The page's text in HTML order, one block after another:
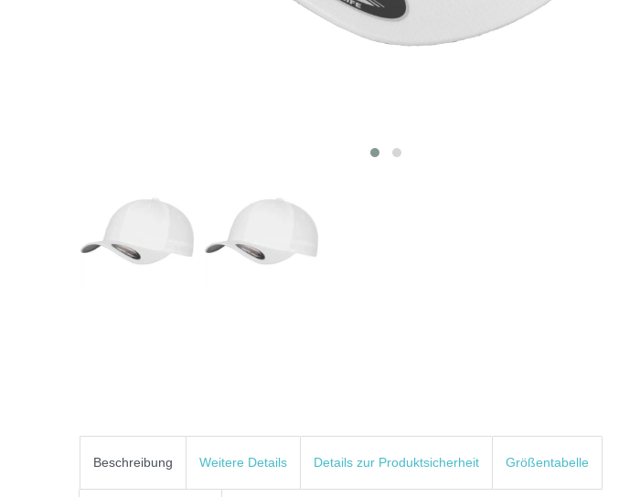
Beschreibung Weitere Details Details zur Produktsicherheit Größentabelle